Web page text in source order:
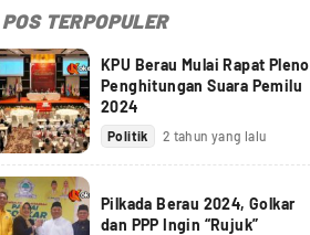
POS TERPOPULER
KPU Berau Mulai Rapat Pleno
Penghitungan Suara Pemilu
2024
Politik 2 tahun yang lalu
Pilkada Berau 2024, Golkar
dan PPP Ingin “Rujuk”